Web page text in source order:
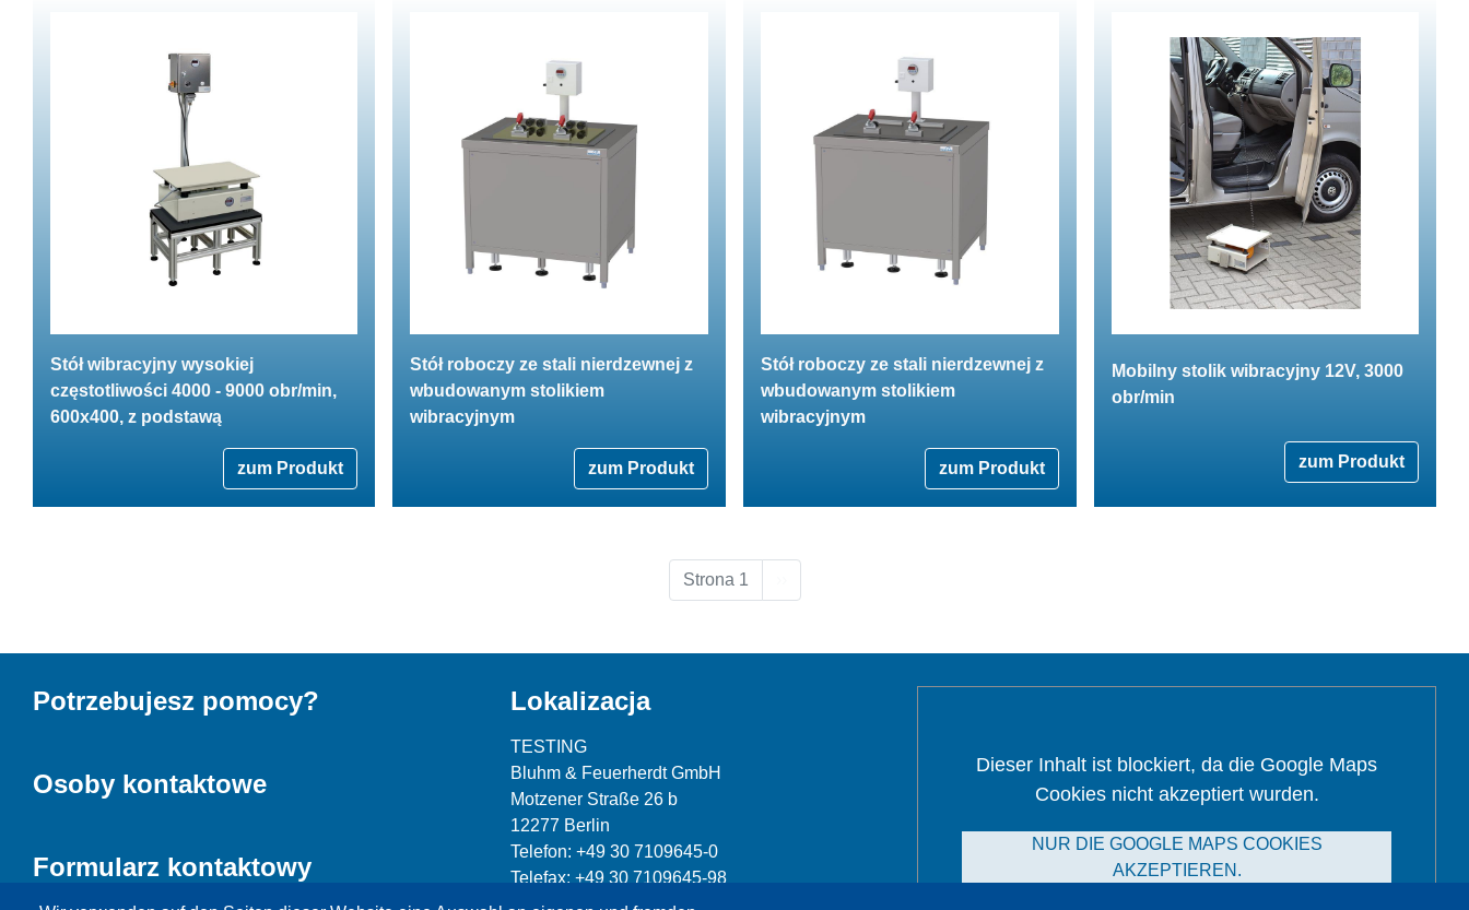
Stół wibracyjny wysokiej
częstotliwości 4000 - 9000 obr/min,
600x400, z podstawą
zum Produkt
Stół roboczy ze stali nierdzewnej z
wbudowanym stolikiem
wibracyjnym
zum Produkt
Stół roboczy ze stali nierdzewnej z
wbudowanym stolikiem
wibracyjnym
zum Produkt
Mobilny stolik wibracyjny 12V, 3000
obr/min
zum Produkt
Strona 1
Potrzebujesz pomocy?
Osoby kontaktowe
Formularz kontaktowy
Lokalizacja
TESTING
Bluhm & Feuerherdt GmbH
Motzener Straße 26 b
12277 Berlin
Telefon: +49 30 7109645-0
Telefax: +49 30 7109645-98
Dieser Inhalt ist blockiert, da die Google Maps
Cookies nicht akzeptiert wurden.
NUR DIE GOOGLE MAPS COOKIES
AKZEPTIEREN.